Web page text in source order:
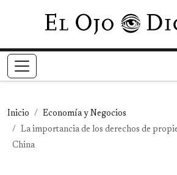
Pasar al
Inicio
Economía y Negocios
La importancia de los derechos de
China